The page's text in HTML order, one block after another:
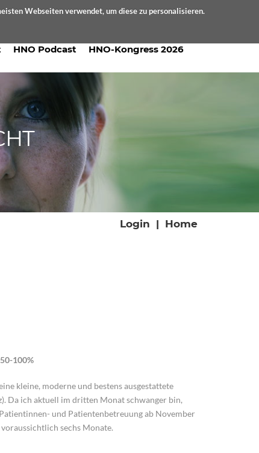
Webseiten verwendet, um diese zu personalisieren.
HNO Podcast HNO-Kongress 2026
Login | Home
100%
kleine, moderne und bestens ausgestattete
Da ich aktuell im dritten Monat schwanger bin,
und Patientenbetreuung ab November
sechs Monate.